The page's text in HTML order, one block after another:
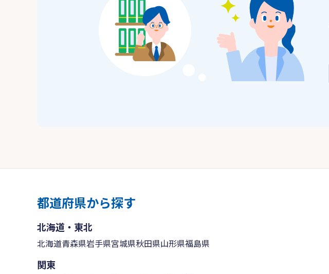
都道府県から探す
北海道・東北
北海道青森県岩手県宮城県秋田県山形県福島県
関東